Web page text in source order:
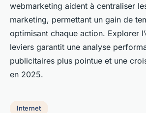
webmarketing aident à centraliser
marketing, permettant un gain de
optimisant chaque action. Explorer
leviers garantit une analyse
publicitaires plus pointue et une
en 2025.
Internet